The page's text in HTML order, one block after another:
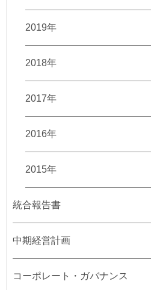
2019年
2018年
2017年
2016年
2015年
統合報告書
中期経営計画
コーポレート・ガバナンス